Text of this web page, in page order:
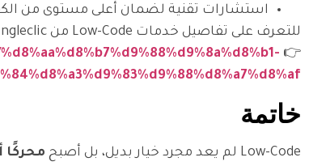
استشارات تقنية لضمان أعلى مستوى من
للتعرف على تفاصيل خدمات Low-Code من Singleclic:
👉
خاتمة
Low-Code لم يعد مجرد خيار بديل، بل أصبح